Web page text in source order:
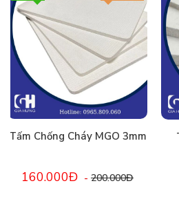
Tấm Chống Cháy MGO 3mm
160.000Đ - 200.000Đ